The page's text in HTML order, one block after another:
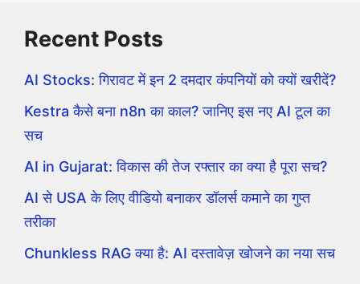
Recent Posts
AI Stocks: गिरावट में इन 2 दमदार कंपनियों को क्यों खरीदें?
Kestra कैसे बना n8n का काल? जानिए इस नए AI टूल का
सच
AI in Gujarat: विकास की तेज रफ्तार का क्या है पूरा सच?
AI से USA के लिए वीडियो बनाकर डॉलर्स कमाने का गुप्त
तरीका
Chunkless RAG क्या है: AI दस्तावेज़ खोजने का नया सच